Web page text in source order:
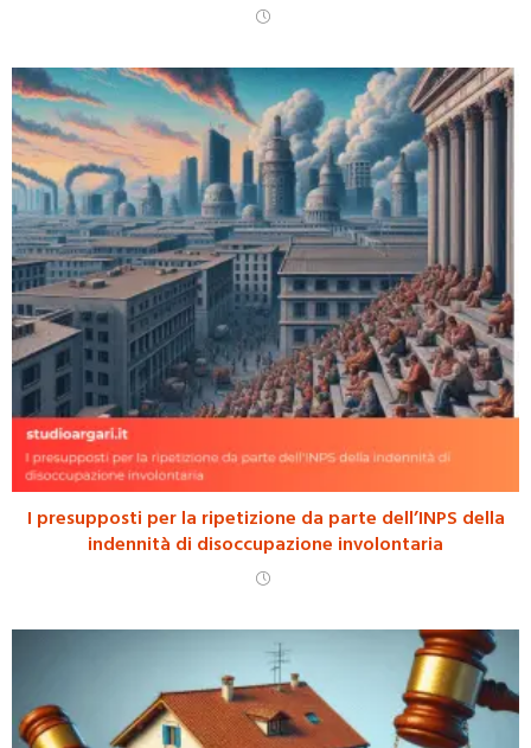
I presupposti per la ripetizione da parte dell’INPS della
indennità di disoccupazione involontaria